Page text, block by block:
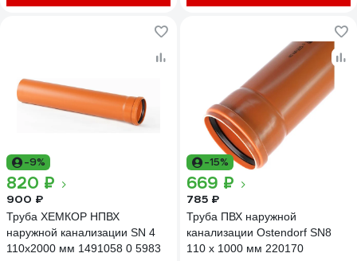
-9%
820 ₽
900 ₽
Труба ХЕМКОР НПВХ
наружной канализации SN 4
110x2000 мм 1491058 0 5983
-15%
669 ₽
785 ₽
Труба ПВХ наружной
канализации Ostendorf SN8
110 х 1000 мм 220170